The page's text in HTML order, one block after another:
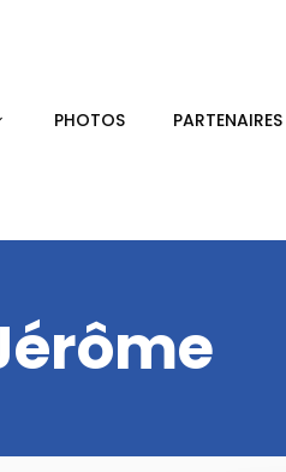
PHOTOS PARTENAIRES